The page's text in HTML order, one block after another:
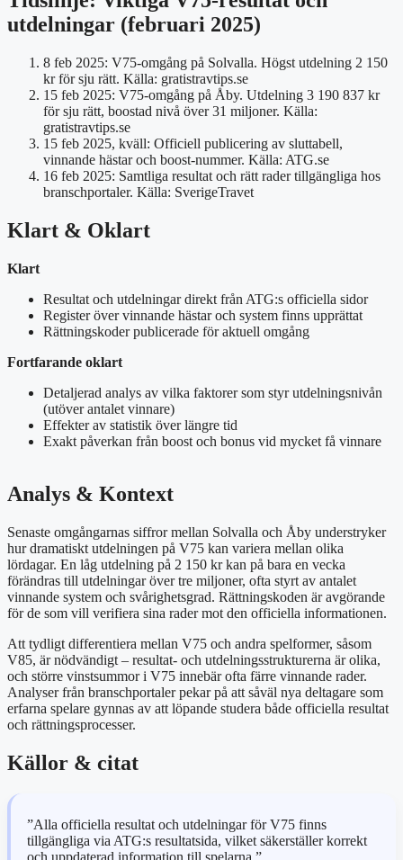
utdelningar (februari 2025)
8 feb 2025: V75-omgång på Solvalla. Högst utdelning 2 150
kr för sju rätt. Källa: gratistravtips.se
15 feb 2025: V75-omgång på Åby. Utdelning 3 190 837 kr
för sju rätt, boostad nivå över 31 miljoner. Källa:
gratistravtips.se
15 feb 2025, kväll: Officiell publicering av sluttabell,
vinnande hästar och boost-nummer. Källa: ATG.se
16 feb 2025: Samtliga resultat och rätt rader tillgängliga hos
branschportaler. Källa: SverigeTravet
Klart & Oklart
Klart
Resultat och utdelningar direkt från ATG:s officiella sidor
Register över vinnande hästar och system finns upprättat
Rättningskoder publicerade för aktuell omgång
Fortfarande oklart
Detaljerad analys av vilka faktorer som styr utdelningsnivån
(utöver antalet vinnare)
Effekter av statistik över längre tid
Exakt påverkan från boost och bonus vid mycket få vinnare
Analys & Kontext
Senaste omgångarnas siffror mellan Solvalla och Åby understryker
hur dramatiskt utdelningen på V75 kan variera mellan olika
lördagar. En låg utdelning på 2 150 kr kan på bara en vecka
förändras till utdelningar över tre miljoner, ofta styrt av antalet
vinnande system och svårighetsgrad. Rättningskoden är avgörande
för de som vill verifiera sina rader mot den officiella informationen.
Att tydligt differentiera mellan V75 och andra spelformer, såsom
V85, är nödvändigt – resultat- och utdelningsstrukturerna är olika,
och större vinstsummor i V75 innebär ofta färre vinnande rader.
Analyser från branschportaler pekar på att såväl nya deltagare som
erfarna spelare gynnas av att löpande studera både officiella resultat
och rättningsprocesser.
Källor & citat
”Alla officiella resultat och utdelningar för V75 finns
tillgängliga via ATG:s resultatsida, vilket säkerställer korrekt
och uppdaterad information till spelarna.”